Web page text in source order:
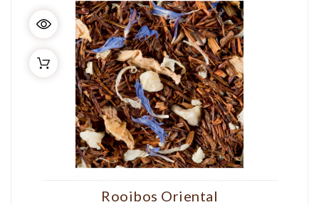
Rooibos Oriental